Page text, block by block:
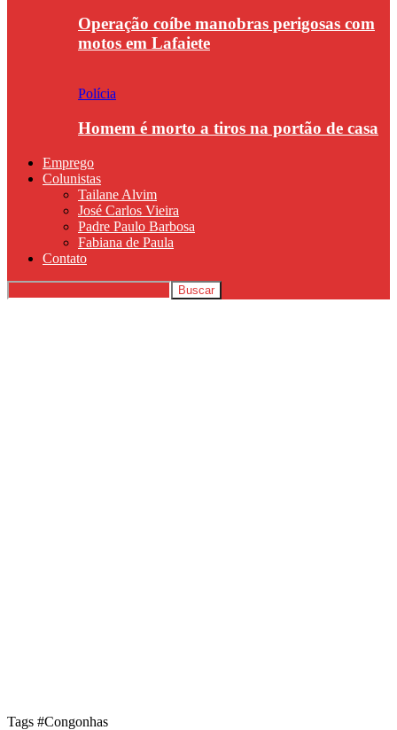
Operação coíbe manobras perigosas com
motos em Lafaiete
Polícia
Homem é morto a tiros na portão de casa
Emprego
Colunistas
Tailane Alvim
José Carlos Vieira
Padre Paulo Barbosa
Fabiana de Paula
Contato
Tags #Congonhas